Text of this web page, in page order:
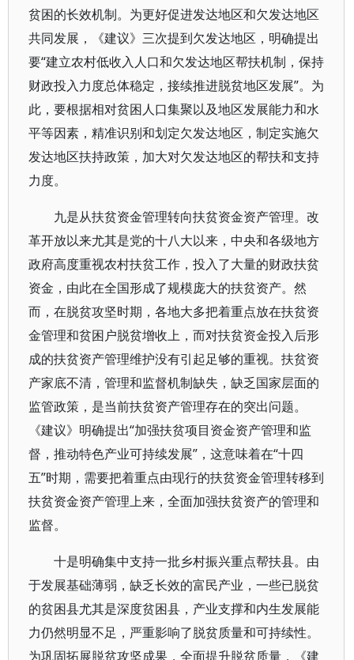
贫困的长效机制。为更好促进发达地区和欠发达地区
共同发展，《建议》三次提到欠发达地区，明确提出
要“建立农村低收入人口和欠发达地区帮扶机制，保持
财政投入力度总体稳定，接续推进脱贫地区发展”。为
此，要根据相对贫困人口集聚以及地区发展能力和水
平等因素，精准识别和划定欠发达地区，制定实施欠
发达地区扶持政策，加大对欠发达地区的帮扶和支持
力度。
九是从扶贫资金管理转向扶贫资金资产管理。改
革开放以来尤其是党的十八大以来，中央和各级地方
政府高度重视农村扶贫工作，投入了大量的财政扶贫
资金，由此在全国形成了规模庞大的扶贫资产。然
而，在脱贫攻坚时期，各地大多把着重点放在扶贫资
金管理和贫困户脱贫增收上，而对扶贫资金投入后形
成的扶贫资产管理维护没有引起足够的重视。扶贫资
产家底不清，管理和监督机制缺失，缺乏国家层面的
监管政策，是当前扶贫资产管理存在的突出问题。
《建议》明确提出“加强扶贫项目资金资产管理和监
督，推动特色产业可持续发展”，这意味着在“十四
五”时期，需要把着重点由现行的扶贫资金管理转移到
扶贫资金资产管理上来，全面加强扶贫资产的管理和
监督。
十是明确集中支持一批乡村振兴重点帮扶县。由
于发展基础薄弱，缺乏长效的富民产业，一些已脱贫
的贫困县尤其是深度贫困县，产业支撑和内生发展能
力仍然明显不足，严重影响了脱贫质量和可持续性。
为巩固拓展脱贫攻坚成果，全面提升脱贫质量，《建